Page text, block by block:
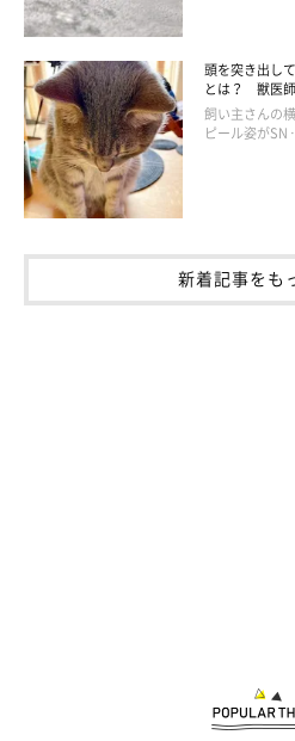
フレーズで返してあげるようにす
頭を突き出し
とは？ 獣医
飼い主さんの
ピール姿がSN
新着記事をも